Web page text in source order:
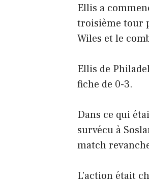
Ellis a
troisième tour
Wiles et le
Ellis de
fiche de 0-3.
Dans ce qui
survécu à
match
L’action était